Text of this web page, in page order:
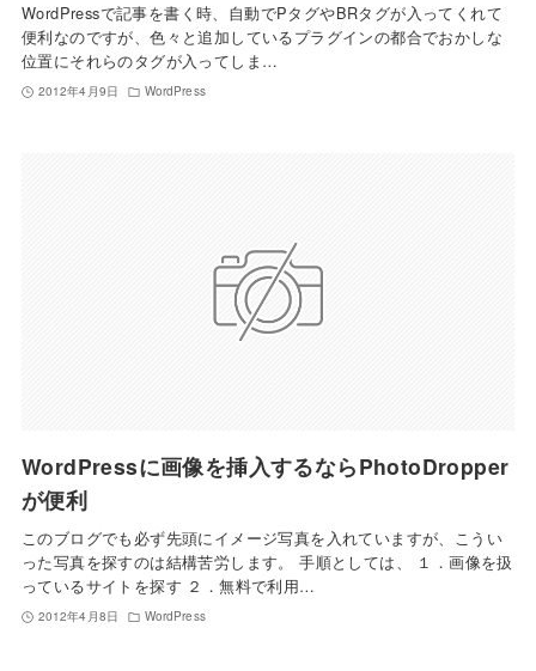
WordPressで記事を書く時、自動でPタグやBRタグが入ってくれて
便利なのですが、色々と追加しているプラグインの都合でおかしな
位置にそれらのタグが入ってしま…
2012年4月9日 WordPress
WordPressに画像を挿入するならPhotoDropper
が便利
このブログでも必ず先頭にイメージ写真を入れていますが、こうい
った写真を探すのは結構苦労します。 手順としては、 １．画像を扱
っているサイトを探す ２．無料で利用…
2012年4月8日 WordPress